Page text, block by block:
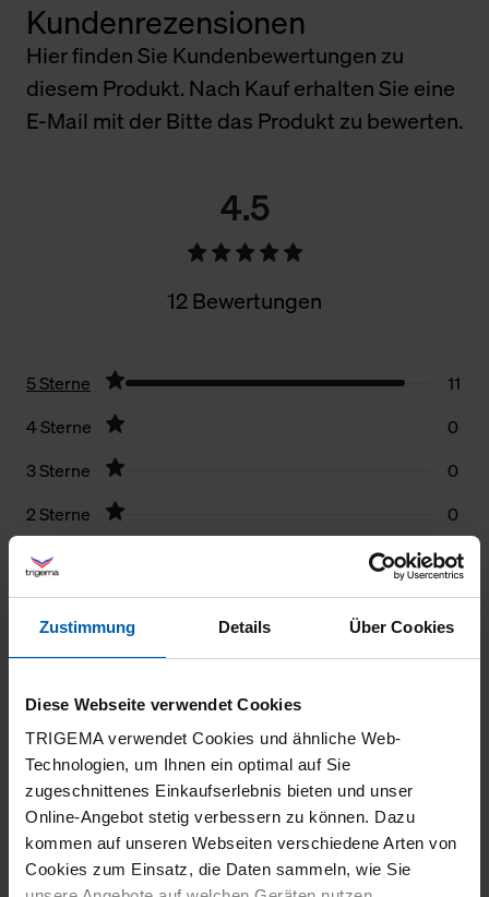
Zustimmung Details Über Cookies
Diese Webseite verwendet Cookies
TRIGEMA verwendet Cookies und ähnliche Web-
Technologien, um Ihnen ein optimal auf Sie
zugeschnittenes Einkaufserlebnis bieten und unser
Online-Angebot stetig verbessern zu können. Dazu
kommen auf unseren Webseiten verschiedene Arten von
Cookies zum Einsatz, die Daten sammeln, wie Sie
Kundenrezensionen
Hier finden Sie Kundenbewertungen zu
diesem Produkt. Nach Kauf erhalten Sie eine
E-Mail mit der Bitte das Produkt zu bewerten.
4.5
12 Bewertungen
5 Sterne
11
4 Sterne
0
3 Sterne
0
2 Sterne
0
1 Stern
1
Filter zurücksetzen
30.07.2026
5
Passt und hält hoffentlich auch ewig wie die
anderen Produkte.